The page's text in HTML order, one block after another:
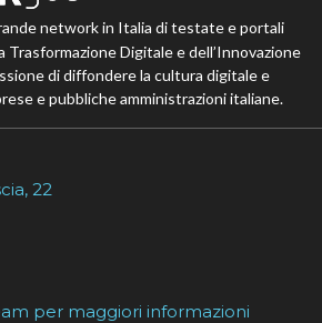
network in Italia di testate e portali
Trasformazione Digitale e dell’Innovazione
di diffondere la cultura digitale e
e pubbliche amministrazioni italiane.
22
per maggiori informazioni